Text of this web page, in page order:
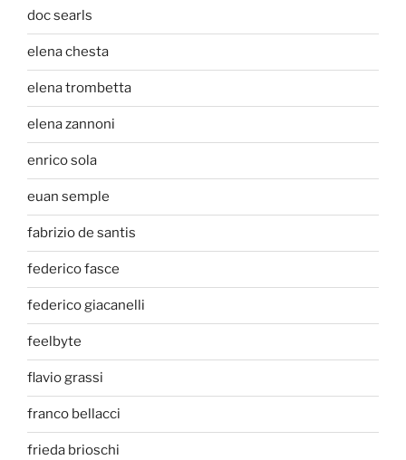
doc searls
elena chesta
elena trombetta
elena zannoni
enrico sola
euan semple
fabrizio de santis
federico fasce
federico giacanelli
feelbyte
flavio grassi
franco bellacci
frieda brioschi